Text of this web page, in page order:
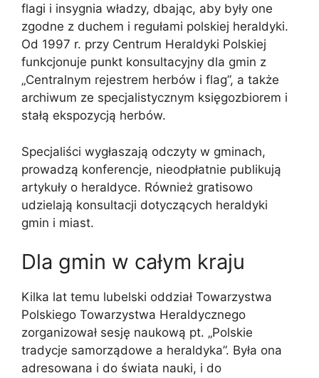
flagi i insygnia władzy, dbając, aby były one
zgodne z duchem i regułami polskiej heraldyki.
Od 1997 r. przy Centrum Heraldyki Polskiej
funkcjonuje punkt konsultacyjny dla gmin z
„Centralnym rejestrem herbów i flag”, a także
archiwum ze specjalistycznym księgozbiorem i
stałą ekspozycją herbów.
Specjaliści wygłaszają odczyty w gminach,
prowadzą konferencje, nieodpłatnie publikują
artykuły o heraldyce. Również gratisowo
udzielają konsultacji dotyczących heraldyki
gmin i miast.
Dla gmin w całym kraju
Kilka lat temu lubelski oddział Towarzystwa
Polskiego Towarzystwa Heraldycznego
zorganizował sesję naukową pt. „Polskie
tradycje samorządowe a heraldyka”. Była ona
adresowana i do świata nauki, i do